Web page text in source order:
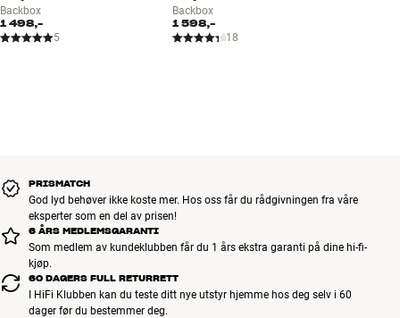
Backbox
1 498,-
5
Backbox
1 598,-
18
PRISMATCH
God lyd behøver ikke koste mer. Hos oss får du rådgivningen fra våre
eksperter som en del av prisen!
6 ÅRS MEDLEMSGARANTI
Som medlem av kundeklubben får du 1 års ekstra garanti på dine hi-fi-
kjøp.
60 DAGERS FULL RETURRETT
I HiFi Klubben kan du teste ditt nye utstyr hjemme hos deg selv i 60
dager før du bestemmer deg.